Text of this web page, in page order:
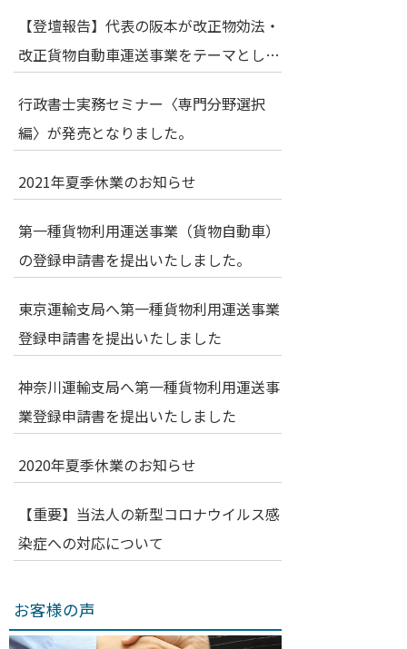
EXPO 2026 特別講演）
【登壇報告】代表の阪本が改正物効法・
改正貨物自動車運送事業をテーマとした
行政書士実務セミナー〈専門分野選択
編〉が発売となりました。
2021年夏季休業のお知らせ
第一種貨物利用運送事業（貨物自動車）
の登録申請書を提出いたしました。
東京運輸支局へ第一種貨物利用運送事業
登録申請書を提出いたしました
神奈川運輸支局へ第一種貨物利用運送事
業登録申請書を提出いたしました
2020年夏季休業のお知らせ
【重要】当法人の新型コロナウイルス感
染症への対応について
お客様の声